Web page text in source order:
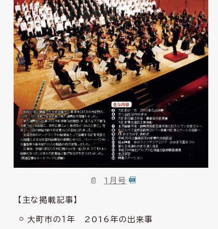
1月号
【主な掲載記事】
大町市の１年 2016年の出来事